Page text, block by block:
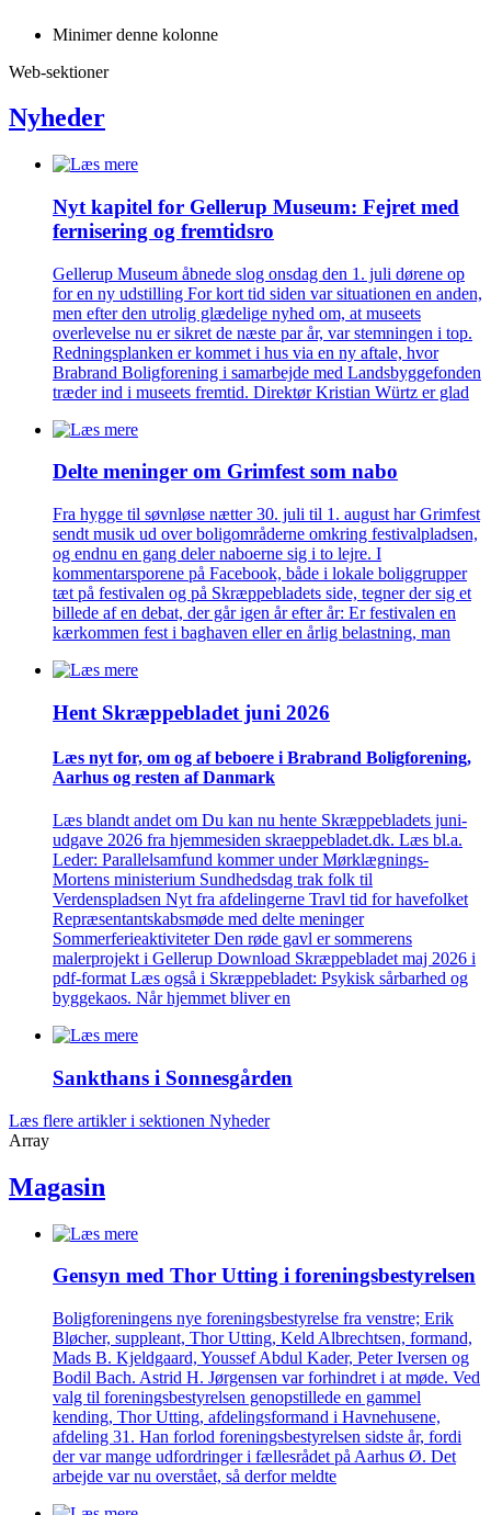
Minimer denne kolonne
Web-sektioner
Nyheder
Nyt kapitel for Gellerup Museum: Fejret med
fernisering og fremtidsro
Gellerup Museum åbnede slog onsdag den 1. juli dørene op
for en ny udstilling For kort tid siden var situationen en anden,
men efter den utrolig glædelige nyhed om, at museets
overlevelse nu er sikret de næste par år, var stemningen i top.
Redningsplanken er kommet i hus via en ny aftale, hvor
Brabrand Boligforening i samarbejde med Landsbyggefonden
træder ind i museets fremtid. Direktør Kristian Würtz er glad
Delte meninger om Grimfest som nabo
Fra hygge til søvnløse nætter 30. juli til 1. august har Grimfest
sendt musik ud over boligområderne omkring festivalpladsen,
og endnu en gang deler naboerne sig i to lejre. I
kommentarsporene på Facebook, både i lokale boliggrupper
tæt på festivalen og på Skræppebladets side, tegner der sig et
billede af en debat, der går igen år efter år: Er festivalen en
kærkommen fest i baghaven eller en årlig belastning, man
Hent Skræppe­bladet juni 2026
Læs nyt for, om og af beboere i Brabrand Bolig­forening,
Aarhus og resten af Danmark
Læs blandt andet om Du kan nu hente Skræppebladets juni-
udgave 2026 fra hjemmesiden skraeppebladet.dk. Læs bl.a.
Leder: Parallelsamfund kommer under Mørklægnings-
Mortens ministerium Sundhedsdag trak folk til
Verdenspladsen Nyt fra afdelingerne Travl tid for havefolket
Repræsentantskabsmøde med delte meninger
Sommerferieaktiviteter Den røde gavl er sommerens
malerprojekt i Gellerup Download Skræppebladet maj 2026 i
pdf-format Læs også i Skræppebladet: Psykisk sårbarhed og
byggekaos. Når hjemmet bliver en
Sankthans i Sonnes­gården
Læs flere artikler i sektionen Nyheder
Array
Magasin
Gensyn med Thor Utting i forenings­bestyrelsen
Boligforeningens nye foreningsbestyrelse fra venstre; Erik
Bløcher, suppleant, Thor Utting, Keld Albrechtsen, formand,
Mads B. Kjeldgaard, Youssef Abdul Kader, Peter Iversen og
Bodil Bach. Astrid H. Jørgensen var forhindret i at møde. Ved
valg til foreningsbestyrelsen genopstillede en gammel
kending, Thor Utting, afdelingsformand i Havnehusene,
afdeling 31. Han forlod foreningsbestyrelsen sidste år, fordi
der var mange udfordringer i fællesrådet på Aarhus Ø. Det
arbejde var nu overstået, så derfor meldte